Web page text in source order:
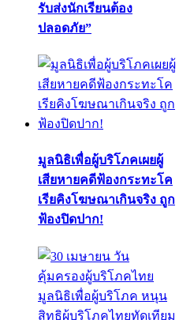
รับส่งนักเรียนต้อง
ปลอดภัย”
มูลนิธิเพื่อผู้บริโภคเผยผู้
เสียหายคดีฟ้องกระทะโค
เรียคิงโฆษณาเกินจริง ถูก
ฟ้องปิดปาก!